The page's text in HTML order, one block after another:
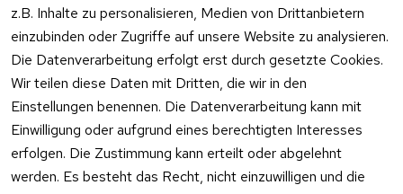
z.B. Inhalte zu personalisieren, Medien von Drittanbietern
einzubinden oder Zugriffe auf unsere Website zu analysieren.
Die Datenverarbeitung erfolgt erst durch gesetzte Cookies.
Wir teilen diese Daten mit Dritten, die wir in den
Einstellungen benennen. Die Datenverarbeitung kann mit
Einwilligung oder aufgrund eines berechtigten Interesses
erfolgen. Die Zustimmung kann erteilt oder abgelehnt
werden. Es besteht das Recht, nicht einzuwilligen und die
Vertrag
widerrufen